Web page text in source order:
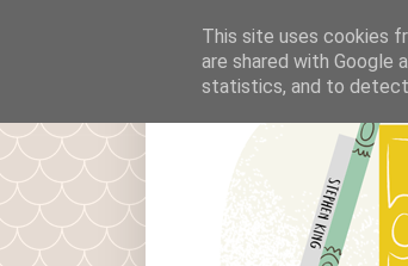
This site uses cookies
are shared with Google
statistics, and to detect